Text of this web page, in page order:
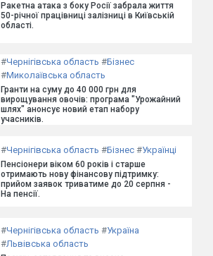
Ракетна атака з боку Росії забрала життя
50-річної працівниці залізниці в Київській
області.
#Чернігівська область #Бізнес
#Миколаївська область
Гранти на суму до 40 000 грн для
вирощування овочів: програма "Урожайний
шлях" анонсує новий етап набору
учасників.
#Чернігівська область #Бізнес #Українці
Пенсіонери віком 60 років і старше
отримають нову фінансову підтримку:
прийом заявок триватиме до 20 серпня -
На пенсії.
#Чернігівська область #Україна
#Львівська область